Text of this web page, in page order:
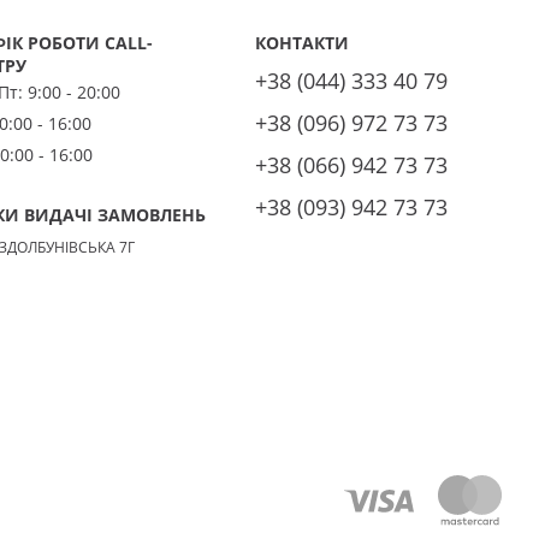
РОБОТИ CALL-
9:00 - 20:00
- 16:00
- 16:00
ВИДАЧІ ЗАМОВЛЕНЬ
7Г
КОНТАКТИ
+38 (044) 333 40 79
+38 (096) 972 73 73
+38 (066) 942 73 73
+38 (093) 942 73 73